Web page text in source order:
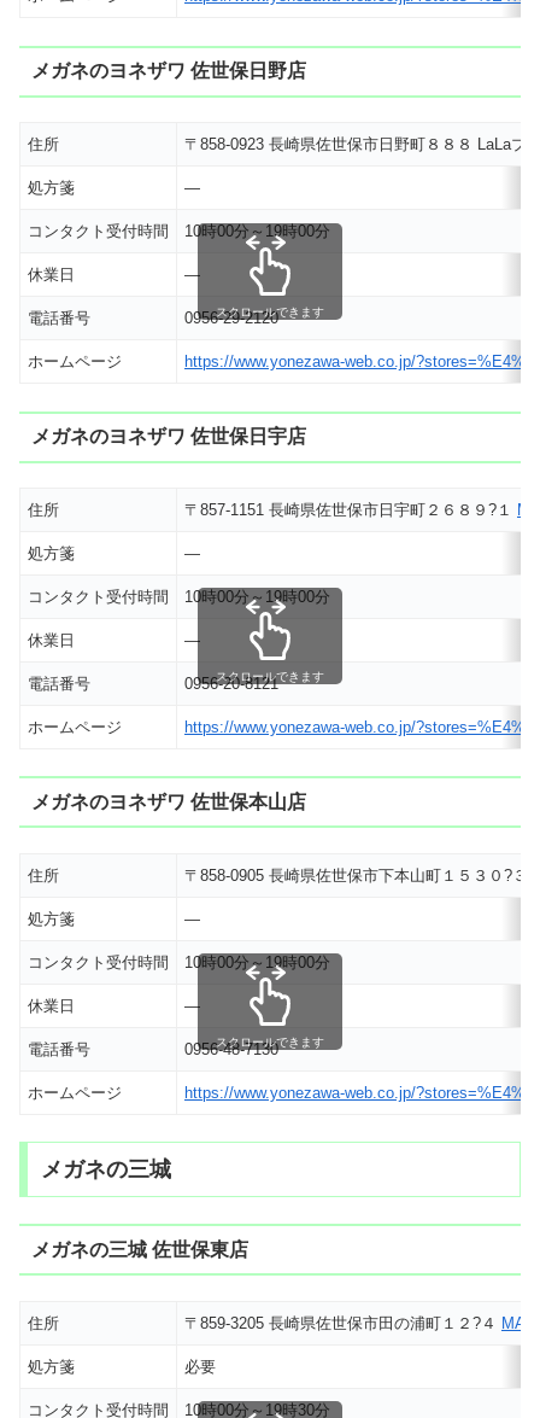
メガネのヨネザワ 佐世保日野店
住所 〒858-0923 長崎県佐世保市日野町８８８ LaLaプ
処方箋 ―
コンタクト受付時間 10時00分～19時00分
休業日 ―
電話番号 0956-29-2120
ホームページ https://www.yonezawa-web.co.jp/
スクロールできます
メガネのヨネザワ 佐世保日宇店
住所 〒857-1151 長崎県佐世保市日宇町２６８９?１
処方箋 ―
コンタクト受付時間 10時00分～19時00分
休業日 ―
電話番号 0956-20-8121
ホームページ https://www.yonezawa-web.co.jp/
スクロールできます
メガネのヨネザワ 佐世保本山店
住所 〒858-0905 長崎県佐世保市下本山町１５３０?３
処方箋 ―
コンタクト受付時間 10時00分～19時00分
休業日 ―
電話番号 0956-48-7130
ホームページ https://www.yonezawa-web.co.jp/
スクロールできます
メガネの三城
メガネの三城 佐世保東店
住所 〒859-3205 長崎県佐世保市田の浦町１２?４ MAP
処方箋 必要
コンタクト受付時間 10時00分～19時30分